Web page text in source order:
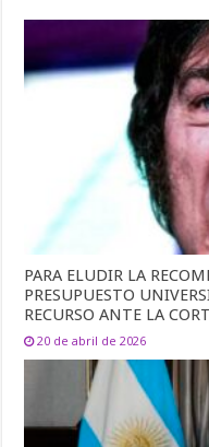
PARA ELUDIR LA
PRESUPUESTO
RECURSO ANTE LA
20 de abril de 2026